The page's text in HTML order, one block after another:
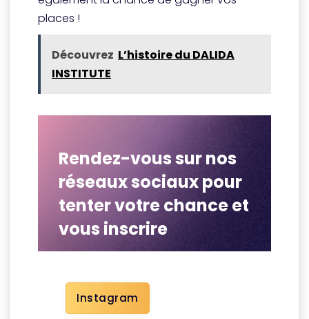
places !
Découvrez L’histoire du DALIDA
INSTITUTE
Rendez-vous sur nos
réseaux sociaux pour
tenter votre chance et
vous inscrire
Instagram